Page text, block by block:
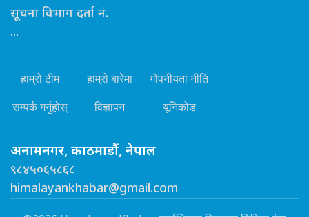
सूचना विभाग दर्ता नं.
...
हाम्रो टीम हाम्रो बारेमा गोपनीयता नीति
सम्पर्क गर्नुहोस् विज्ञापन यूनिकोड
अनामनगर, काठमाडौं, नेपाल
९८४५०६५८६८
himalayankhabar@gmail.com